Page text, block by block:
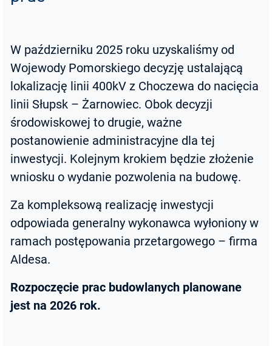
W październiku 2025 roku uzyskaliśmy od
Wojewody Pomorskiego decyzję ustalającą
lokalizację linii 400kV z Choczewa do nacięcia
linii Słupsk – Żarnowiec. Obok decyzji
środowiskowej to drugie, ważne
postanowienie administracyjne dla tej
inwestycji. Kolejnym krokiem będzie złożenie
wniosku o wydanie pozwolenia na budowę.
Za kompleksową realizację inwestycji
odpowiada generalny wykonawca wyłoniony w
ramach postępowania przetargowego – firma
Aldesa.
Rozpoczęcie prac budowlanych planowane
jest na 2026 rok.